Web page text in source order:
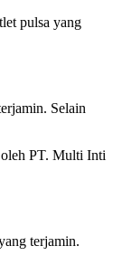
pulsa yang
Selain
oleh PT. Multi Inti
terjamin.